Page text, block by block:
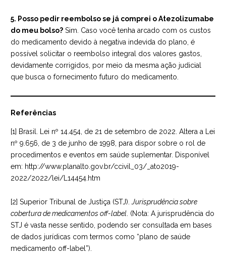
5. Posso pedir reembolso se já comprei o Atezolizumabe
do meu bolso? Sim. Caso você tenha arcado com os custos
do medicamento devido à negativa indevida do plano, é
possível solicitar o reembolso integral dos valores gastos,
devidamente corrigidos, por meio da mesma ação judicial
que busca o fornecimento futuro do medicamento.
Referências
[1] Brasil. Lei nº 14.454, de 21 de setembro de 2022. Altera a Lei
nº 9.656, de 3 de junho de 1998, para dispor sobre o rol de
procedimentos e eventos em saúde suplementar. Disponível
em: http://www.planalto.gov.br/ccivil_03/_ato2019-
2022/2022/lei/L14454.htm
[2] Superior Tribunal de Justiça (STJ).Jurisprudência sobre
cobertura de medicamentos off-label. (Nota: A jurisprudência do
STJ é vasta nesse sentido, podendo ser consultada em bases
de dados jurídicas com termos como “plano de saúde
medicamento off-label”).